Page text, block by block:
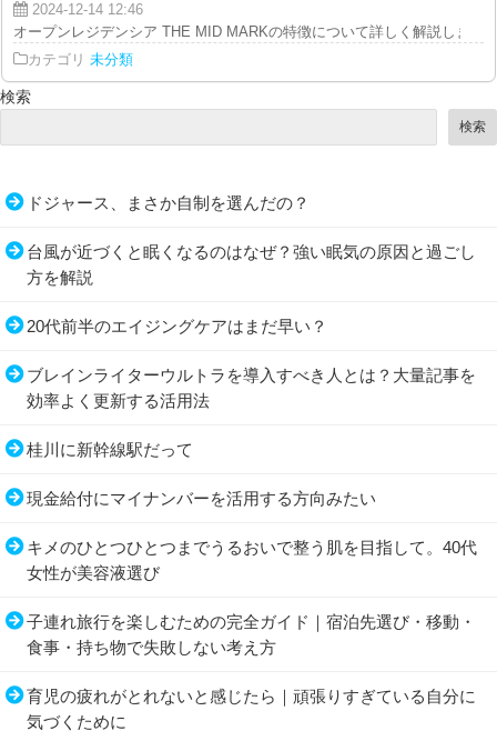
2024-12-14 12:46
オープンレジデンシア THE MID MARKの特徴について詳しく解説します
カテゴリ 未分類
検索
検索
ドジャース、まさか自制を選んだの？
台風が近づくと眠くなるのはなぜ？強い眠気の原因と過ごし
方を解説
20代前半のエイジングケアはまだ早い？
ブレインライターウルトラを導入すべき人とは？大量記事を
効率よく更新する活用法
桂川に新幹線駅だって
現金給付にマイナンバーを活用する方向みたい
キメのひとつひとつまでうるおいで整う肌を目指して。40代
女性が美容液選び
子連れ旅行を楽しむための完全ガイド｜宿泊先選び・移動・
食事・持ち物で失敗しない考え方
育児の疲れがとれないと感じたら｜頑張りすぎている自分に
気づくために